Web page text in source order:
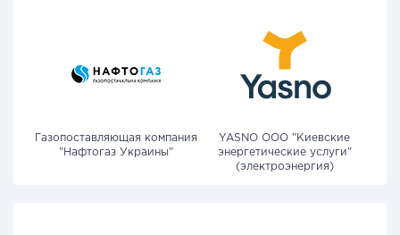
Газопоставляющая компания
"Нафтогаз Украины"
YASNO OOO "Киевские
энергетические услуги"
(электроэнергия)